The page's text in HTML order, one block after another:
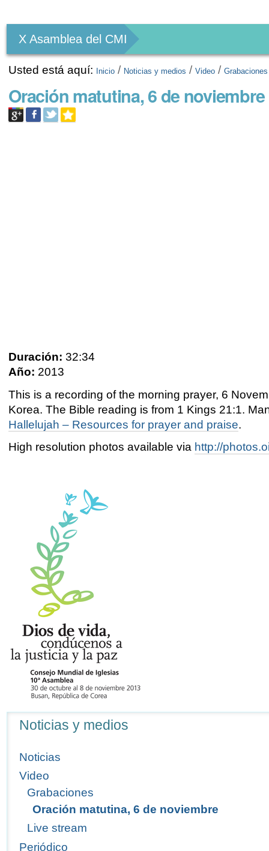
Personales
X Asamblea del CMI
Usted está aquí: Inicio / Noticias y medios /Video /Grabaciones
Oración matutina, 6 de noviembre
Duración: 32:34
Año: 2013
This is a recording of the morning prayer, 6
Korea. The Bible reading is from 1 Kings 21:1.
Hallelujah – Resources for prayer and praise.
High resolution photos available via http://
Navegación
Noticias y medios
Noticias
Video
Grabaciones
Oración matutina, 6 de noviembre
Live stream
Periódico